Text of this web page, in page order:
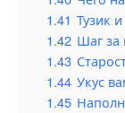
1.41 Тузик
1.42 Шаг за
1.43
1.44 Укус
1.45